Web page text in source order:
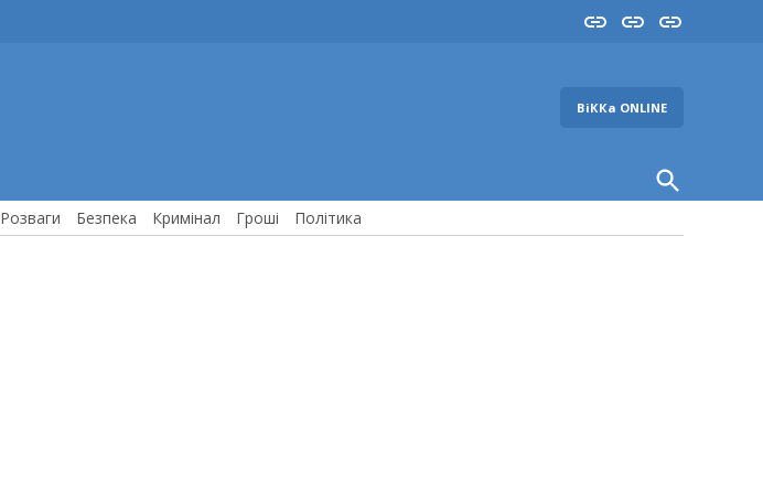
InstaYouTube
FB
ВіККа ONLINE
Open
Search
Розваги Безпека Кримінал Гроші Політика